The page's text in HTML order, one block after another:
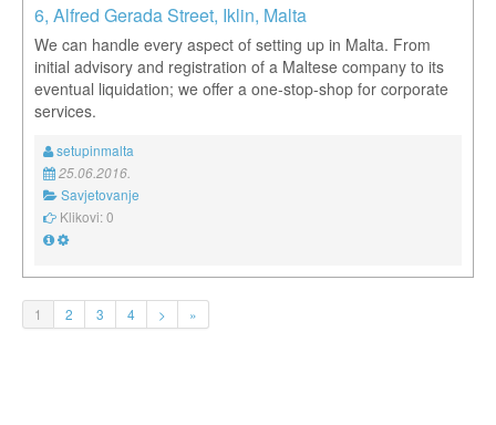
6, Alfred Gerada Street, Iklin, Malta
We can handle every aspect of setting up in Malta. From
initial advisory and registration of a Maltese company to its
eventual liquidation; we offer a one-stop-shop for corporate
services.
setupinmalta
25.06.2016.
Savjetovanje
Klikovi: 0
1 2 3 4 > »